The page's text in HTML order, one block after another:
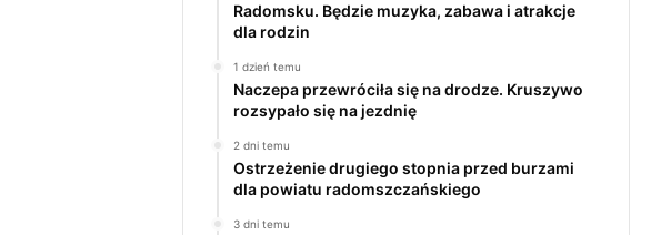
Radomsku. Będzie muzyka, zabawa i atrakcje
dla rodzin
1 dzień temu
Naczepa przewróciła się na drodze. Kruszywo
rozsypało się na jezdnię
2 dni temu
Ostrzeżenie drugiego stopnia przed burzami
dla powiatu radomszczańskiego
3 dni temu